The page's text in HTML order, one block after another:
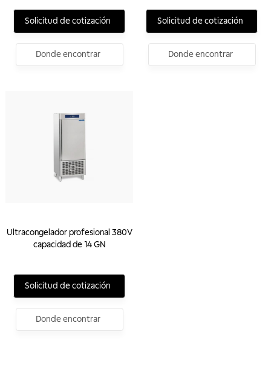
Solicitud de cotización
Donde encontrar
Solicitud de cotización
Donde encontrar
Ultracongelador profesional 380V
capacidad de 14 GN
Solicitud de cotización
Donde encontrar